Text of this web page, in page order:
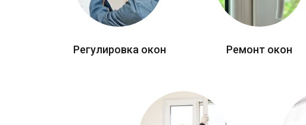
Регулировка окон Ремонт окон